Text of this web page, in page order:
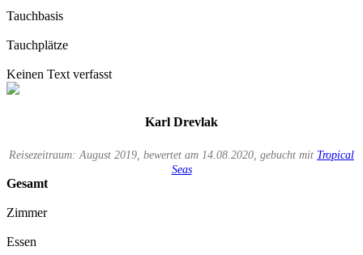
Tauchbasis
Tauchplätze
Keinen Text verfasst
Karl Drevlak
Reisezeitraum: August 2019, bewertet am 14.08.2020, gebucht mit Tropical
Seas
Gesamt
Zimmer
Essen